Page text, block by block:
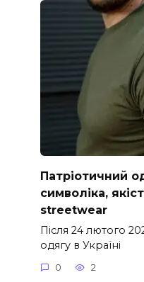
Патріотичний
символіка,
streetwear
Після 24 лютого
одягу в Україні
0 2